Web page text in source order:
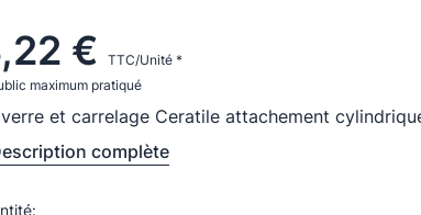
€
TTC/Unité *
maximum pratiqué
et carrelage Ceratile attachement
complète